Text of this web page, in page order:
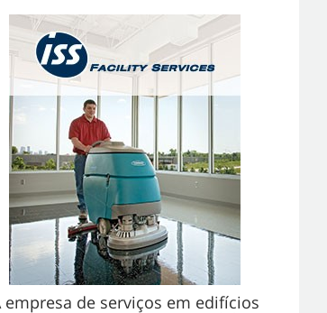
empresa de serviços em edifícios